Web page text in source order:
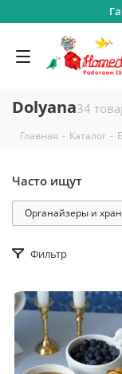
Dolyana34
Главная - Каталог -
Фильтр
Часто ищут
Органайзеры и